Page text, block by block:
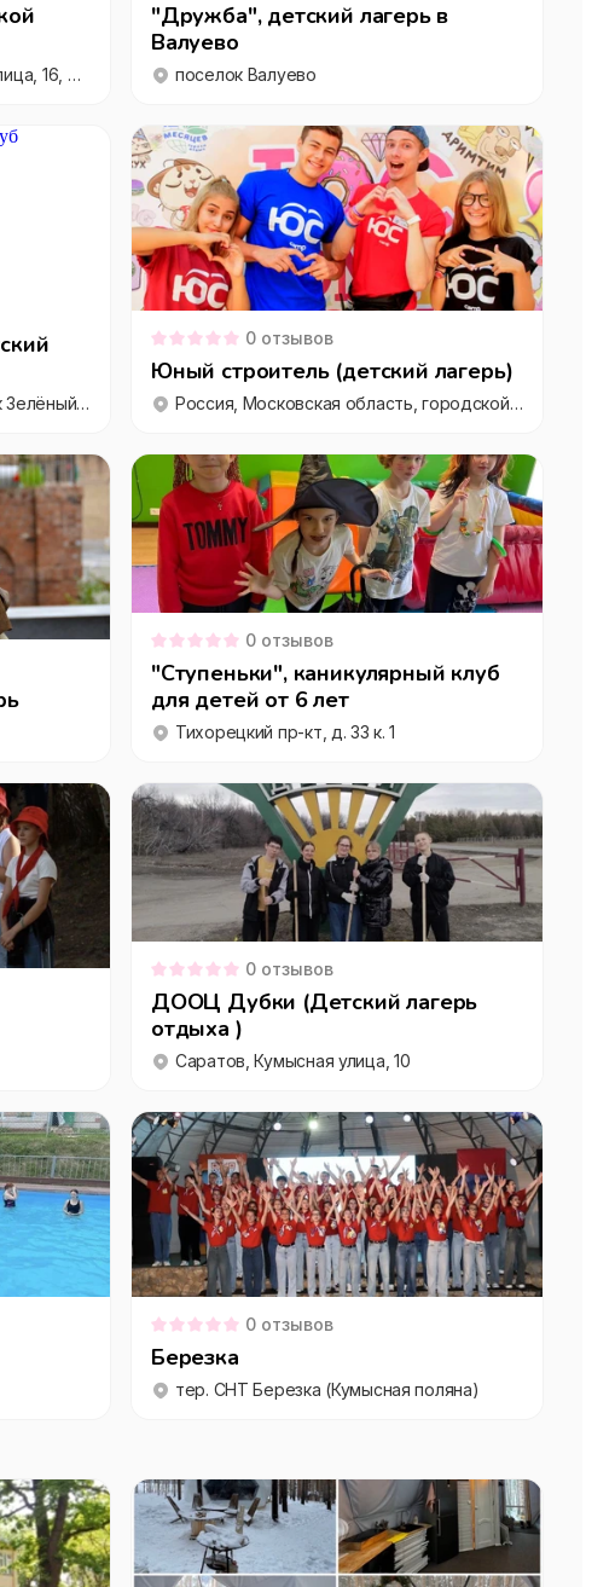
Россия, Москва, Голубинская улица, 16, ресепшн Детского центра «Мореон», этаж 3-й
"Дружба", детский лагерь в
Валуево
поселок Валуево
тер. Зеленый городок (поселок Зелёный Городок)
0 отзывов
Юный строитель (детский лагерь)
Россия, Московская область, городской округ Истра
0 отзывов
"Ступеньки", каникулярный клуб
для детей от 6 лет
Тихорецкий пр-кт, д. 33 к. 1
0 отзывов
ДООЦ Дубки (Детский лагерь
отдыха )
Саратов, Кумысная улица, 10
0 отзывов
Березка
тер. СНТ Березка (Кумысная поляна)